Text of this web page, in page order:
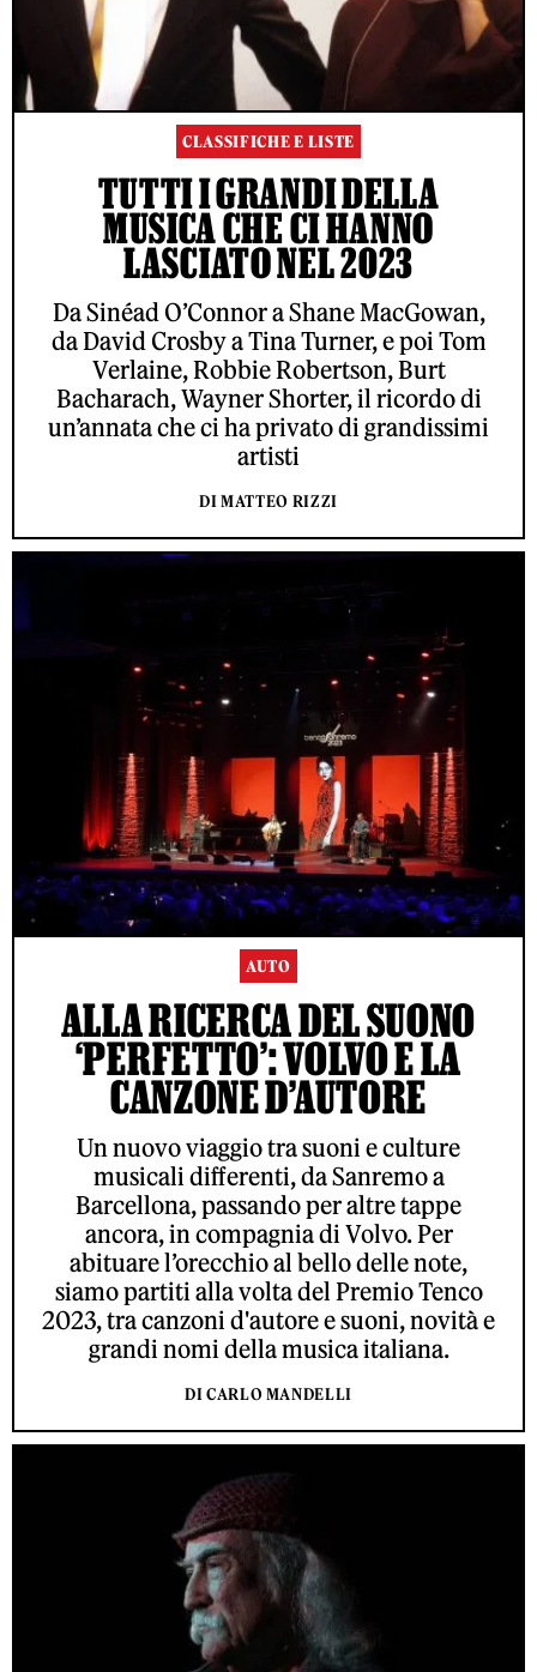
CLASSIFICHE E LISTE
TUTTI I GRANDI DELLA
MUSICA CHE CI HANNO
LASCIATO NEL 2023
Da Sinéad O’Connor a Shane MacGowan,
da David Crosby a Tina Turner, e poi Tom
Verlaine, Robbie Robertson, Burt
Bacharach, Wayner Shorter, il ricordo di
un’annata che ci ha privato di grandissimi
artisti
DI MATTEO RIZZI
AUTO
ALLA RICERCA DEL SUONO
‘PERFETTO’: VOLVO E LA
CANZONE D’AUTORE
Un nuovo viaggio tra suoni e culture
musicali differenti, da Sanremo a
Barcellona, passando per altre tappe
ancora, in compagnia di Volvo. Per
abituare l’orecchio al bello delle note,
siamo partiti alla volta del Premio Tenco
2023, tra canzoni d'autore e suoni, novità e
grandi nomi della musica italiana.
DI CARLO MANDELLI